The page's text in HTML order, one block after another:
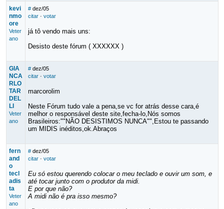
kevi
nmo
ore
Veter
ano
# dez/05
citar· votar
já tô vendo mais uns:
Desisto deste fórum ( XXXXXX )
GIA
NCA
RLO
TAR
DEL
LI
Veter
ano
# dez/05
citar· votar
marcorolim
Neste Fórum tudo vale a pena,se vc for atrás desse cara,é
melhor o responsável deste site,fecha-lo,Nós somos
Brasileiros:""NÃO DESISTIMOS NUNCA"",Estou te passando
um MIDIS inéditos,ok.Abraços
fern
and
o
tecl
adis
ta
Veter
ano
# dez/05
citar· votar
Eu só estou querendo colocar o meu teclado e ouvir um som, e
até tocar junto com o produtor da midi.
E por que não?
A midi não é pra isso mesmo?